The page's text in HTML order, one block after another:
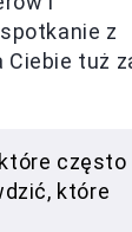
z
Ciebie tuż
często
które